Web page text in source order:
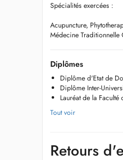
Spécialités exercées :
Acupuncture,
Médecine Traditionnelle
Diplômes
Diplôme d'Etat de
Diplôme Inter-
Lauréat de la
Tout voir
Retours